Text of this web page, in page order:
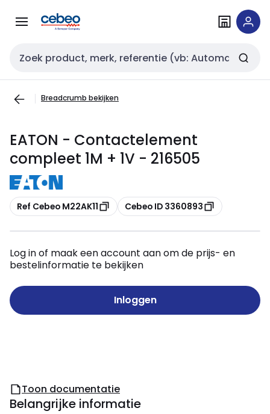
naar
naar
Zoekveld invoer
Breadcrumb bekijken
EATON - Contactelement
compleet 1M + 1V - 216505
Kopiëren
Ref Cebeo M22AK11 Kopiëren
Cebeo ID 3360893
Log in of maak een account aan om de prijs- en
bestelinformatie te bekijken
Inloggen
Toon documentatie
Belangrijke informatie